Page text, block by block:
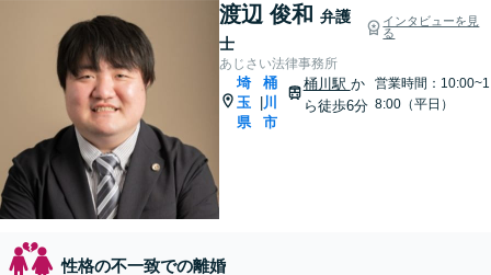
渡辺 俊和 弁護
士
インタビューを見
る
あじさい法律事務所
埼
玉
県
桶
川
市
桶川駅 か
ら徒歩6分
営業時間：10:00~1
8:00（平日）
性格の不一致での離婚